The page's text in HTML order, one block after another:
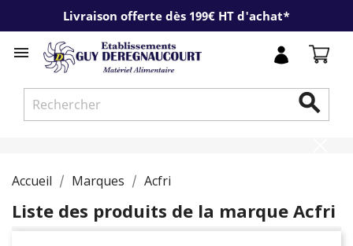
Livraison offerte dès 199€ HT d'achat*


Accueil Marques Acfri
Liste des produits de la marque Acfri